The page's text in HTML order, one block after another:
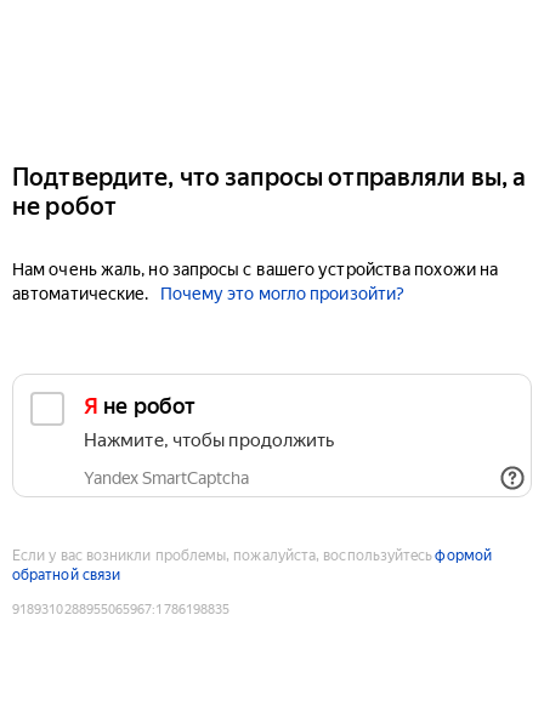
Подтвердите, что запросы отправляли вы, а
не робот
Нам очень жаль, но запросы с вашего устройства похожи на
автоматические.
Почему это могло произойти?
Я не робот
Нажмите, чтобы продолжить
Yandex SmartCaptcha
Если у вас возникли проблемы, пожалуйста, воспользуйтесьформой
обратной связи
9189310288955065967:1786198835